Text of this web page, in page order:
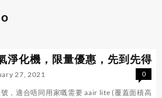
淨化機，限量優惠，先到先得
27, 2021 0
，適合唔同用家嘅需要 aair lite (覆蓋面積高